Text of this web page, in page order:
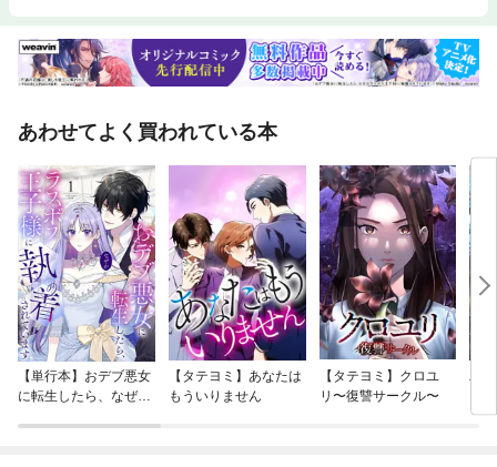
あわせてよく買われている本
【単行本】おデブ悪女
に転生したら、なぜか
【タテヨミ】あなたは
もういりません
【タテヨミ】クロユ
リ〜復讐サークル〜
バ
今